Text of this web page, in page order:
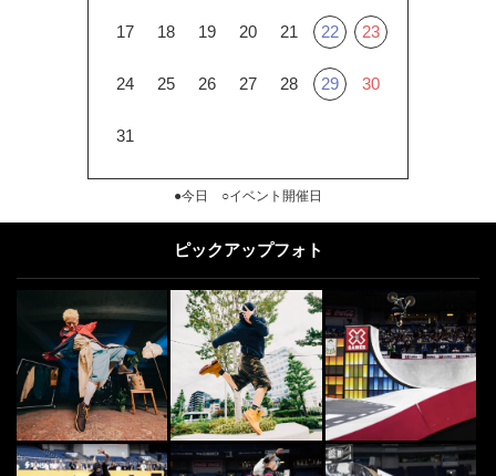
17 18 19 20 21 22 23
24 25 26 27 28 29 30
31
●今日 ○イベント開催日
ピックアップフォト